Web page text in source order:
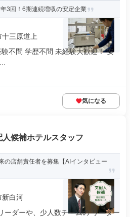
3回！6期連続増収の安定企業
三原道上
不問 学歴不問 未経験大歓迎！ 安
気になる
候補ホテルスタッフ
の店舗責任者を募集【AIインタビュー
新白河
ーダーや、少人数チームの リーダー